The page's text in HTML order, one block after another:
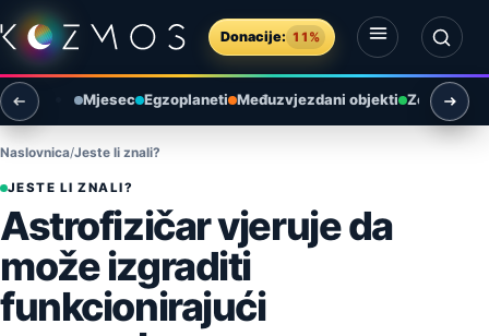
Preskoči na sadržaj
Donacije: 11%
Otvori izbornik
Otvori pretragu
Mjesec Egzoplaneti Međuzvjezdani objekti Zemlja i
Naslovnica Jeste li znali?
JESTE LI ZNALI?
Astrofizičar vjeruje da
može izgraditi
funkcionirajući